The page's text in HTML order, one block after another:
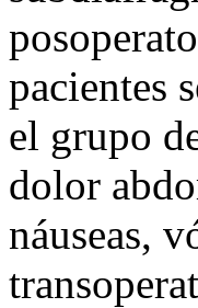
pacientes
el grupo
dolor
náuseas,